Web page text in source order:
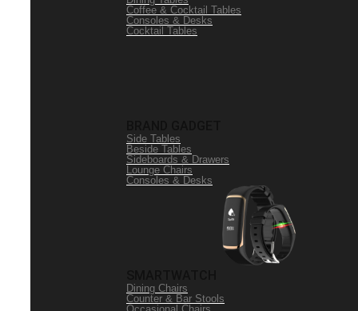
Coffee & Cocktail Tables
Consoles & Desks
Cocktail Tables
Side Tables
Beside Tables
Sideboards & Drawers
Lounge Chairs
Consoles & Desks
Dining Chairs
Counter & Bar Stools